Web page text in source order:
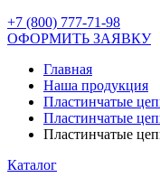
+7 (800) 777-71-98
ОФОРМИТЬ ЗАЯВКУ
Главная
Наша продукция
Пластинчатые
Пластинчатые
Пластинчатые
Каталог